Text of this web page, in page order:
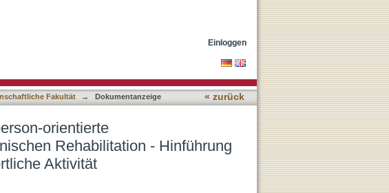
Aktivität
Einloggen
Fakultät → Dokumentanzeige « zurück
orientierte
Rehabilitation - Hinführung
Aktivität